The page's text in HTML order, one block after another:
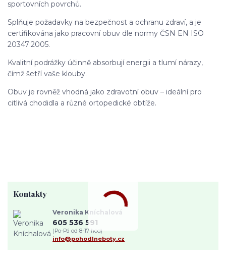
sportovních povrchů.
Splňuje požadavky na bezpečnost a ochranu zdraví, a je
certifikována jako pracovní obuv dle normy ČSN EN ISO
20347:2005.
Kvalitní podrážky účinně absorbují energii a tlumí nárazy,
čímž šetří vaše klouby.
Obuv je rovněž vhodná jako zdravotní obuv – ideální pro
citlivá chodidla a různé ortopedické obtíže.
Kontakty
Veronika Kníchalová
605 536 591
(Po-Pá od 8-17 hod)
info@pohodlneboty.cz